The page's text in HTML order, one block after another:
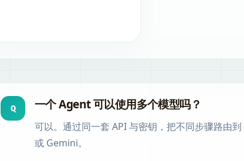
Q 一个 Agent 可以使用多个模型吗？
可以。通过同一套 API 与密钥，把不同步骤路由
或 Gemini。